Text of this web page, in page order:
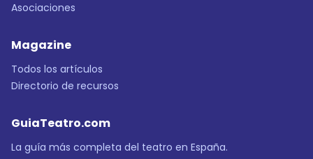
Asociaciones
Magazine
Todos los artículos
Directorio de recursos
GuiaTeatro.com
La guía más completa del teatro en España.